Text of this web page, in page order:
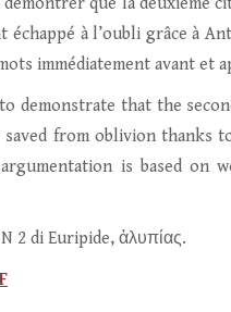
échappé à l’oubli grâce à
immédiatement avant et
demonstrate that the
saved from oblivion
is based on
2 di Euripide, ἀλυπίας.